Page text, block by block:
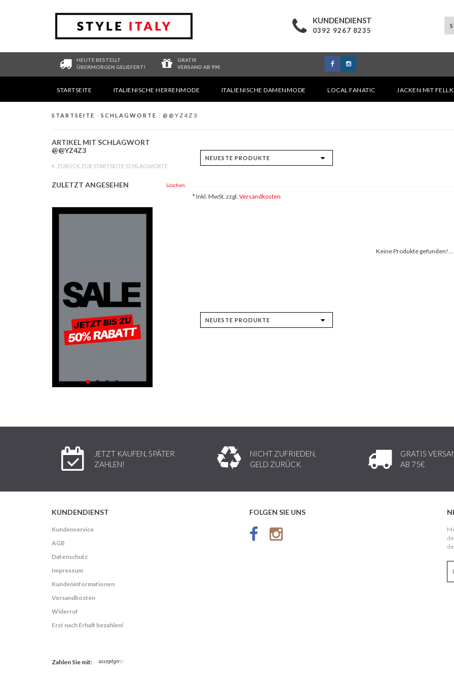
KUNDENDIENST
0392 9267 8235
HEUTE BESTELLT
ÜBERMORGEN GELIEFERT!
GRATIS
VERSAND AB 99€
STARTSEITE ITALIENISCHE HERRENMODE ITALIENISCHE DAMENMODE LOCAL FANATIC JACKEN MIT
STARTSEITE / SCHLAGWORTE / @@YZ4Z3
ARTIKEL MIT SCHLAGWORT
@@YZ4Z3
ZURÜCK ZUR STARTSEITE SCHLAGWORTE
ZULETZT ANGESEHEN Löschen
* Inkl. MwSt. zzgl. Versandkosten
Keine Produkte gefunden!...
JETZT KAUFEN, SPÄTER
ZAHLEN!
NICHT ZUFRIEDEN,
GELD ZURÜCK
GRATIS
AB 75€
KUNDENDIENST
Kundenservice
AGB
Datenschutz
Impressum
Kundeninformationen
Versandkosten
Widerruf
Erst nach Erhalt bezahlen!
FOLGEN SIE UNS
Zahlen Sie mit: